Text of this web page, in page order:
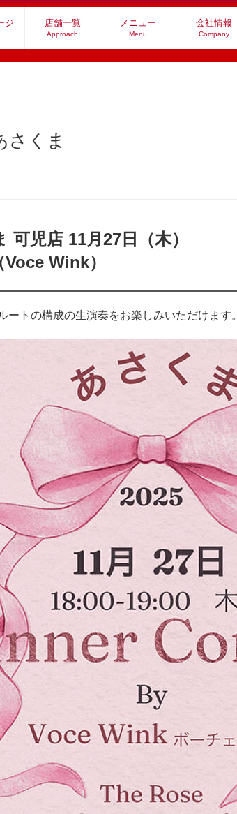
ジ 店舗一覧
Approach
メニュー
Menu
会社情報
Company
さくま
可児店 11月27日（木）
Wink）
ートの構成の生演奏をお楽しみいただけます。